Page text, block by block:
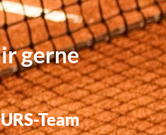
gerne
Team